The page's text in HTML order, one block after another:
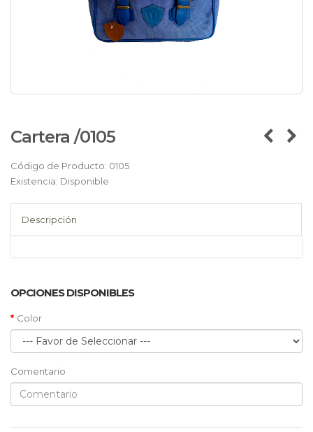
Cartera /0105
Código de Producto: 0105
Existencia: Disponible
Descripción
OPCIONES DISPONIBLES
Color
Comentario